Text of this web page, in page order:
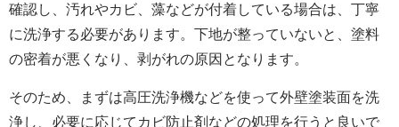
確認し、汚れやカビ、藻などが付着している場合は、丁寧
に洗浄する必要があります。下地が整っていないと、塗料
の密着が悪くなり、剥がれの原因となります。
そのため、まずは高圧洗浄機などを使って外壁塗装面を洗
浄し、必要に応じてカビ防止剤などの処理を行うと良いで